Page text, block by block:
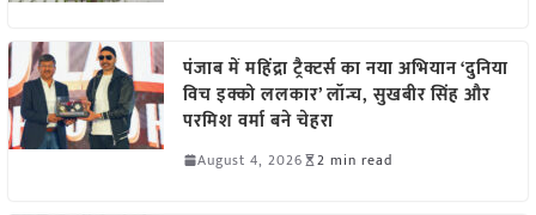
पंजाब में महिंद्रा ट्रैक्टर्स का नया अभियान ‘दुनिया
विच इक्को ललकार’ लॉन्च, सुखबीर सिंह और
परमिश वर्मा बने चेहरा
August 4, 2026 2 min read